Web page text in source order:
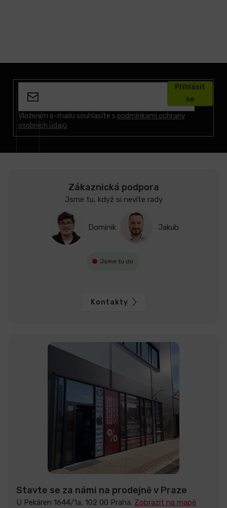
Vložením e-mailu souhlasíte s podmínkami ochrany
osobních údajů
Přihlásit
se
Zákaznická podpora
Jsme tu, když si nevíte rady
Dominik Jakub
Jsme tu do
Kontakty
Stavte se za námi na prodejně v Praze
U Pekáren 1644/1a, 102 00 Praha. Zobrazit na mapě